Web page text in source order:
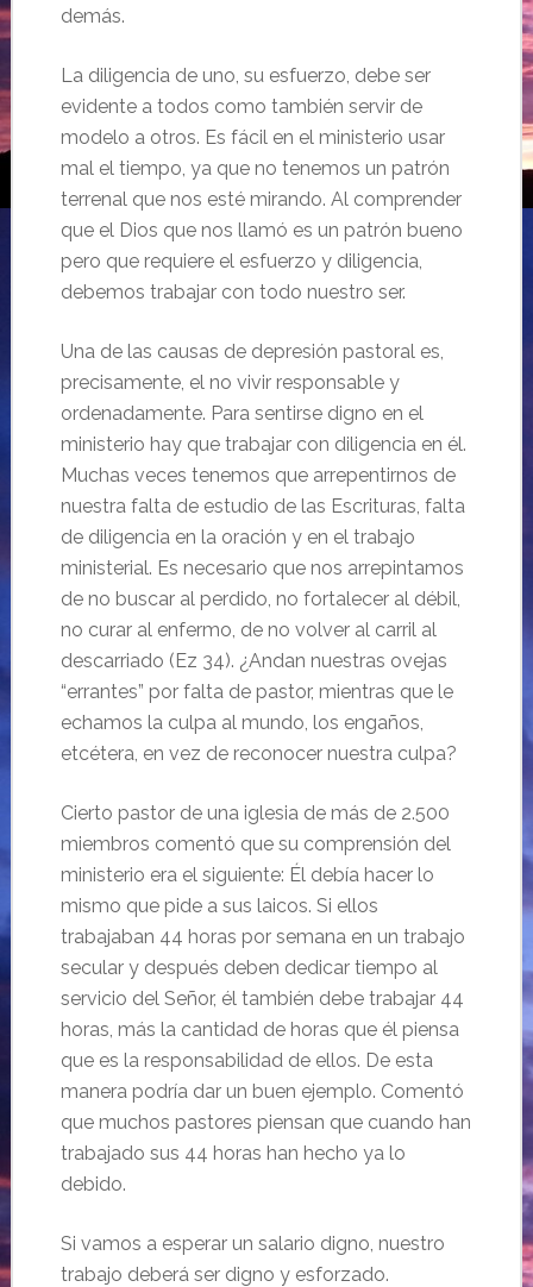
demás.
La diligencia de uno, su esfuerzo, debe ser
evidente a todos como también servir de
modelo a otros. Es fácil en el ministerio usar
mal el tiempo, ya que no tenemos un patrón
terrenal que nos esté mirando. Al comprender
que el Dios que nos llamó es un patrón bueno
pero que requiere el esfuerzo y diligencia,
debemos trabajar con todo nuestro ser.
Una de las causas de depresión pastoral es,
precisamente, el no vivir responsable y
ordenadamente. Para sentirse digno en el
ministerio hay que trabajar con diligencia en él.
Muchas veces tenemos que arrepentirnos de
nuestra falta de estudio de las Escrituras, falta
de diligencia en la oración y en el trabajo
ministerial. Es necesario que nos arrepintamos
de no buscar al perdido, no fortalecer al débil,
no curar al enfermo, de no volver al carril al
descarriado (Ez 34). ¿Andan nuestras ovejas
“errantes” por falta de pastor, mientras que le
echamos la culpa al mundo, los engaños,
etcétera, en vez de reconocer nuestra culpa?
Cierto pastor de una iglesia de más de 2.500
miembros comentó que su comprensión del
ministerio era el siguiente: Él debía hacer lo
mismo que pide a sus laicos. Si ellos
trabajaban 44 horas por semana en un trabajo
secular y después deben dedicar tiempo al
servicio del Señor, él también debe trabajar 44
horas, más la cantidad de horas que él piensa
que es la responsabilidad de ellos. De esta
manera podría dar un buen ejemplo. Comentó
que muchos pastores piensan que cuando han
trabajado sus 44 horas han hecho ya lo
debido.
Si vamos a esperar un salario digno, nuestro
trabajo deberá ser digno y esforzado.